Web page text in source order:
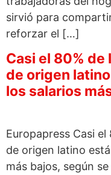
sirvió para
reforzar el […]
Casi el 80%
de origen
los salarios
Europapress Casi
de origen latino
más bajos, según